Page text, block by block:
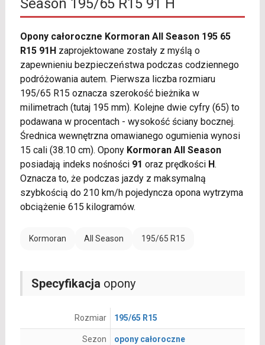
Season 195/65 R15 91 H
Opony całoroczne Kormoran All Season 195 65
R15 91Hzaprojektowane zostały z myślą o
zapewnieniu bezpieczeństwa podczas codziennego
podróżowania autem. Pierwsza liczba rozmiaru
195/65 R15 oznacza szerokość bieżnika w
milimetrach (tutaj 195 mm). Kolejne dwie cyfry (65) to
podawana w procentach - wysokość ściany bocznej.
Średnica wewnętrzna omawianego ogumienia wynosi
15 cali (38.10 cm). Opony Kormoran All Season
posiadają indeks nośności 91 oraz prędkości H.
Oznacza to, że podczas jazdy z maksymalną
szybkością do 210 km/h pojedyncza opona wytrzyma
obciążenie 615 kilogramów.
Kormoran All Season 195/65 R15
Specyfikacja opony
Rozmiar 195/65 R15
Sezon opony całoroczne